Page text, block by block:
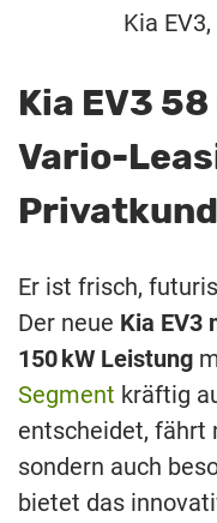
Kia
Kia EV3
Vario-
Er ist frisch,
Der neue Kia EV3
150 kW Leistung
Segment kräftig
entscheidet, fährt
sondern auch
bietet das